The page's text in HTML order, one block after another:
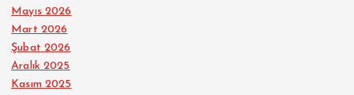
Mayıs 2026
Mart 2026
Şubat 2026
Aralık 2025
Kasım 2025